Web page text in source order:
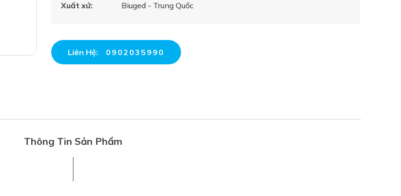
Xuất xứ:
Biuged - Trung Quốc
Liên Hệ: 0902035990
Thông Tin Sản Phẩm